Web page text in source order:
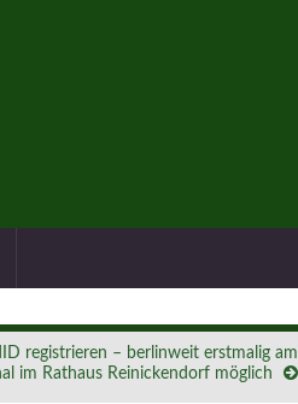
registrieren – berlinweit erstmalig am
im Rathaus Reinickendorf möglich